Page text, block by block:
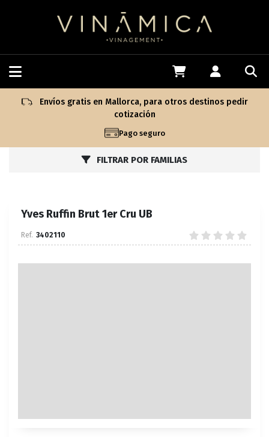
Envíos gratis en Mallorca, para otros destinos pedir
cotización
Pago seguro
FILTRAR POR FAMILIAS
Yves Ruffin Brut 1er Cru UB
3402110